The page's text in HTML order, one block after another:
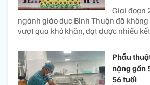
Giai đoạn
ngành giáo dục Bình Thuận đã
vượt qua khó khăn, đạt được nhiều
Phẫu
nặng gần
56 tuổi